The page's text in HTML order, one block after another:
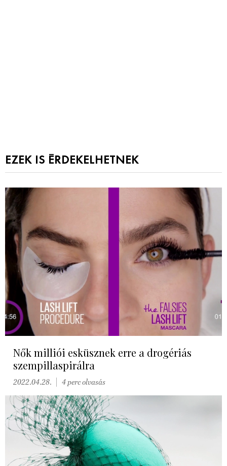
EZEK IS ÉRDEKELHETNEK
Nők milliói esküsznek erre a drogériás
szempillaspirálra
2022.04.28. 4 perc olvasás